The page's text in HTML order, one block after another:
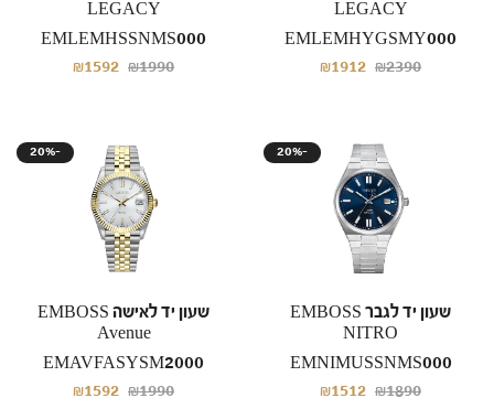
LEGACY
EMLEMHSSNMS000
₪1592 ₪1990
LEGACY
EMLEMHYGSMY000
₪1912 ₪2390
20%-
שעון יד לאישה EMBOSS
Avenue
EMAVFASYSM2000
₪1592 ₪1990
20%-
שעון יד לגבר EMBOSS
NITRO
EMNIMUSSNMS000
₪1512 ₪1890